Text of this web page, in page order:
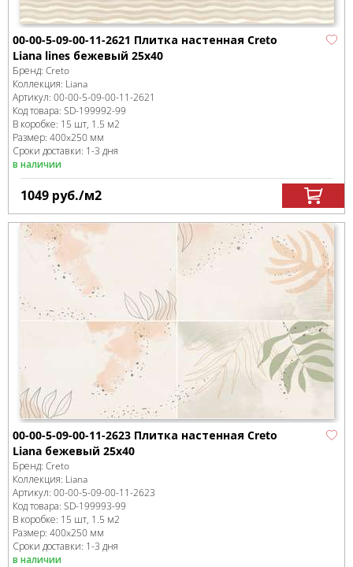
00-00-5-09-00-11-2621 Плитка настенная Creto
Liana lines бежевый 25х40
Бренд: Creto
Коллекция: Liana
Артикул: 00-00-5-09-00-11-2621
Код товара: SD-199992-99
В коробке: 15 шт, 1.5 м2
Размер: 400x250 мм
Сроки доставки: 1-3 дня
в наличии
1049 руб./м2
00-00-5-09-00-11-2623 Плитка настенная Creto
Liana бежевый 25х40
Бренд: Creto
Коллекция: Liana
Артикул: 00-00-5-09-00-11-2623
Код товара: SD-199993-99
В коробке: 15 шт, 1.5 м2
Размер: 400x250 мм
Сроки доставки: 1-3 дня
в наличии